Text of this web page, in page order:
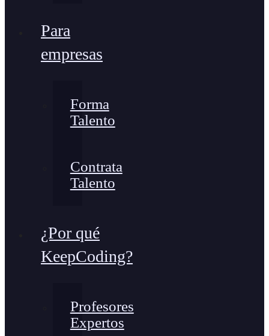
Para
empresas
Forma
Talento
Contrata
Talento
¿Por qué
KeepCoding?
Profesores
Expertos